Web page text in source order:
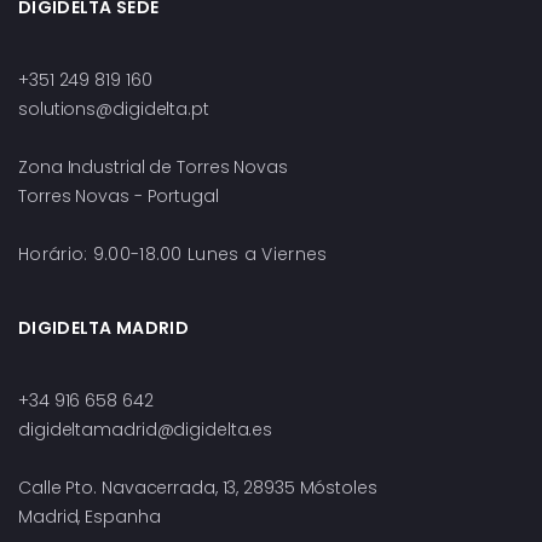
DIGIDELTA SEDE
+351 249 819 160
solutions@digidelta.pt
Zona Industrial de Torres Novas
Torres Novas - Portugal
Horário: 9.00-18.00 Lunes a Viernes
DIGIDELTA MADRID
+34 916 658 642
digideltamadrid@digidelta.es
Calle Pto. Navacerrada, 13, 28935 Móstoles
Madrid, Espanha